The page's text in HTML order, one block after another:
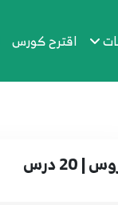
اقترح كورس
| 20 درس